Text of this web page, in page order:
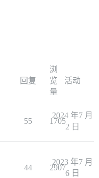
回复
浏
览
量
活动
55 1705
2024 年7 月
2 日
44 2907
2023 年7 月
6 日